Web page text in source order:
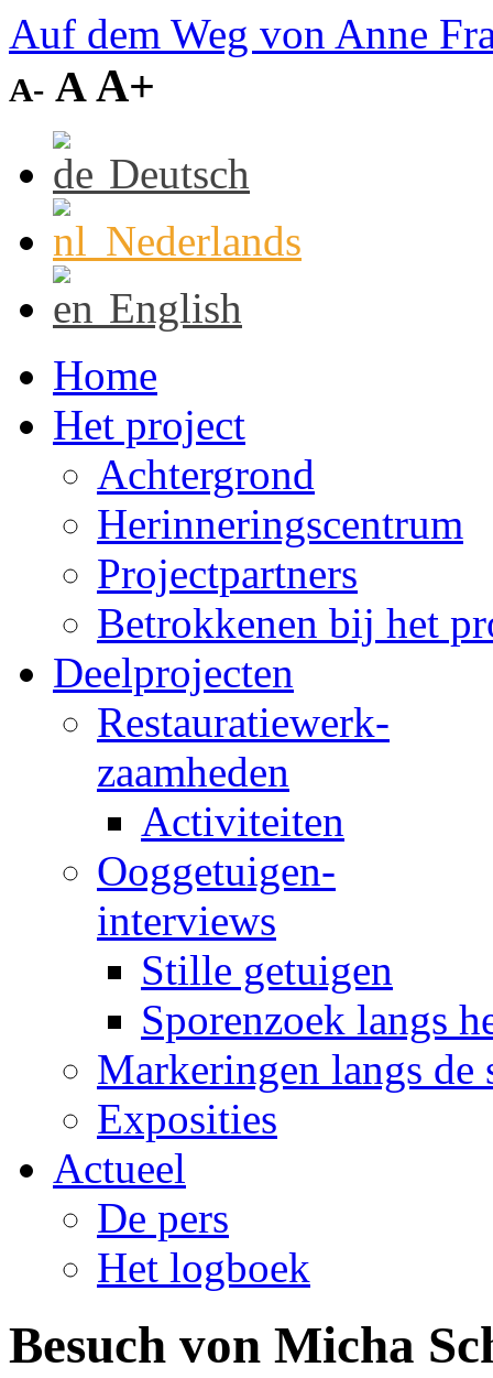
Auf dem Weg von Anne
A- AA+
Deutsch
Nederlands
English
Home
Het project
Achtergrond
Herinneringscentrum
Projectpartners
Betrokkenen bij het
Deelprojecten
Restauratiewerk-
zaamheden
Activiteiten
Ooggetuigen-
interviews
Stille getuigen
Sporenzoek langs
Markeringen langs
Exposities
Actueel
De pers
Het logboek
Besuch von Micha